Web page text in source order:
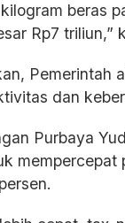
beras
Rp7
Pemerintah
dan
Purbaya